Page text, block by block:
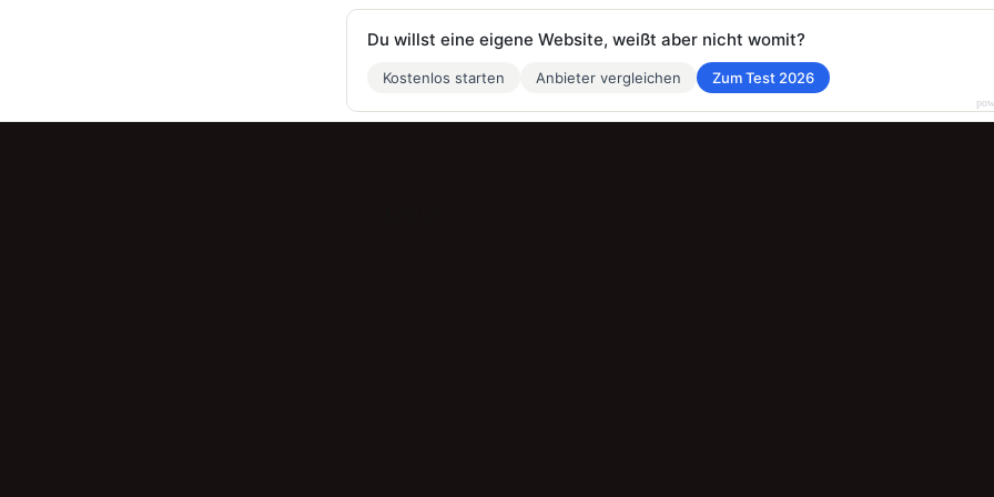
Du willst eine eigene Website, weißt aber nicht womit?
Kostenlos starten Anbieter vergleichen Zum Test 2026